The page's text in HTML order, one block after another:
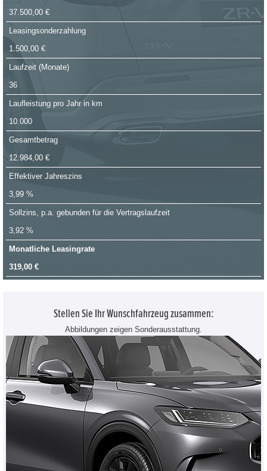
37.500,00 €
Leasingsonderzahlung
1.500,00 €
Laufzeit (Monate)
36
Laufleistung pro Jahr in km
10.000
Gesamtbetrag
12.984,00 €
Effektiver Jahreszins
3,99 %
Sollzins, p.a. gebunden für die Vertragslaufzeit
3,92 %
Monatliche Leasingrate
319,00 €
Stellen Sie Ihr Wunschfahrzeug zusammen:
Abbildungen zeigen Sonderausstattung.